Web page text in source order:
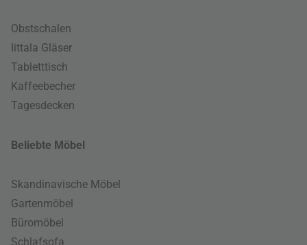
Obstschalen
Iittala Gläser
Tabletttisch
Kaffeebecher
Tagesdecken
Beliebte Möbel
Skandinavische Möbel
Gartenmöbel
Büromöbel
Schlafsofa